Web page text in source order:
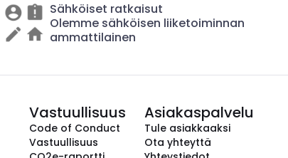
Sähköiset ratkaisut
Olemme sähköisen liiketoiminnan
ammattilainen
Vastuullisuus
Code of Conduct
Vastuullisuus
Asiakaspalvelu
Tule asiakkaaksi
Ota yhteyttä